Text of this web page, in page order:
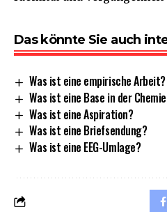
Das könnte Sie auch
Was ist eine empirische Arbeit?
Was ist eine Base in der
Was ist eine Aspiration?
Was ist eine Briefsendung?
Was ist eine EEG-Umlage?